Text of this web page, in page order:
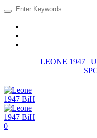
LEONE 1947 |
0